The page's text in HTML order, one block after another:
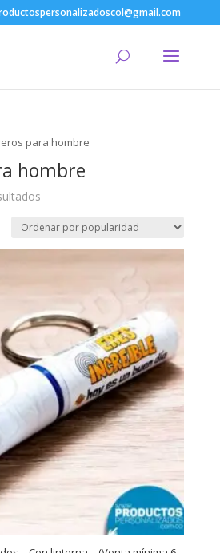
para hombre
hombre
Ordenado
popularidad